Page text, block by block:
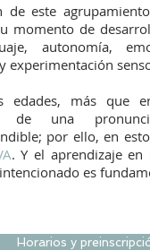
de este
momento de
autonomía,
experimentación
edades, más que
de una
por ello, en
. Y el aprendizaje
es
Horarios y